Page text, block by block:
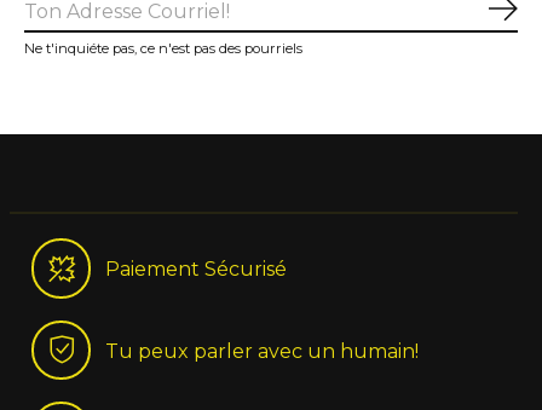
Ne t'inquiéte pas, ce n'est pas des pourriels
Paiement Sécurisé
Tu peux parler avec un humain!